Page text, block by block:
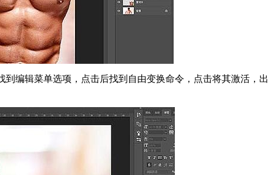
编辑菜单选项，点击后找到自由变换命令，点击将其激活，